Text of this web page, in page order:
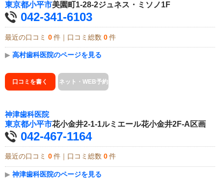
東京都小平市美園町1-28-2ジュネス・ミソノ1F
042-341-6103
最近の口コミ 0 件｜口コミ総数 0 件
▶ 高村歯科医院のページを見る
口コミを書く ネット・WEB予約
神津歯科医院
東京都小平市花小金井2-1-1ルミエール花小金井2F-A区画
042-467-1164
最近の口コミ 0 件｜口コミ総数 0 件
▶ 神津歯科医院のページを見る